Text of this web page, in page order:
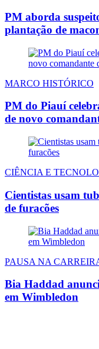
PM aborda
plantação de
MARCO HISTÓRICO
PM do Piauí
de novo
CIÊNCIA E
Cientistas usam
de furacões
PAUSA NA
Bia Haddad
em Wimbledon